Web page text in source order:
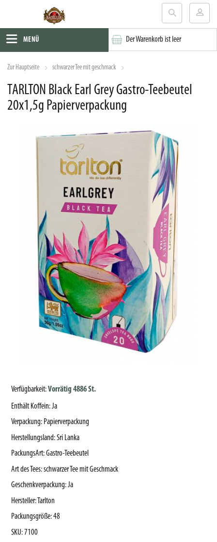
MENÜ Der Warenkorb ist leer
Zur Hauptseite schwarzer Tee mit geschmack
TARLTON Black Earl Grey Gastro-Teebeutel
20x1,5g Papierverpackung
Verfügbarkeit:Vorrätig 4886 St.
Enthält Koffein:Ja
Verpackung: Papierverpackung
Herstellungsland:Sri Lanka
PackungsArt:Gastro-Teebeutel
Art des Tees:schwarzer Tee mit Geschmack
Geschenkverpackung:Ja
Hersteller:Tarlton
Packungsgröße:48
SKU: 7100